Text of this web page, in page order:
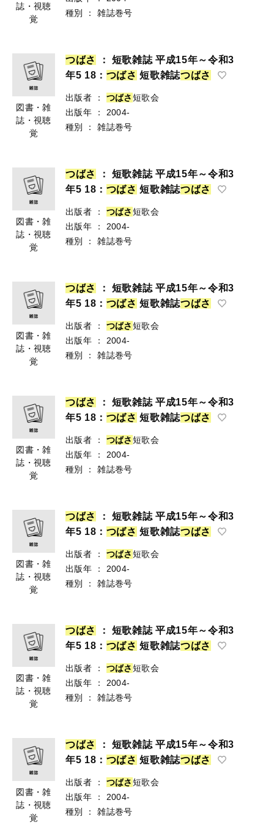
誌・視聴
覚
種別
： 雑誌巻号
図書・雑
誌・視聴
覚
つばさ
： 短歌雑誌 平成15年～令和3
年5 18： つばさ 短歌雑誌つばさ
出版者 ： つばさ短歌会
出版年
：
2004-
種別
： 雑誌巻号
図書・雑
誌・視聴
覚
つばさ
： 短歌雑誌 平成15年～令和3
年5 18： つばさ 短歌雑誌つばさ
出版者 ： つばさ短歌会
出版年
：
2004-
種別
： 雑誌巻号
図書・雑
誌・視聴
覚
つばさ
： 短歌雑誌 平成15年～令和3
年5 18： つばさ 短歌雑誌つばさ
出版者 ： つばさ短歌会
出版年
：
2004-
種別
： 雑誌巻号
図書・雑
誌・視聴
覚
つばさ
： 短歌雑誌 平成15年～令和3
年5 18： つばさ 短歌雑誌つばさ
出版者 ： つばさ短歌会
出版年
：
2004-
種別
： 雑誌巻号
図書・雑
誌・視聴
覚
つばさ
： 短歌雑誌 平成15年～令和3
年5 18： つばさ 短歌雑誌つばさ
出版者 ： つばさ短歌会
出版年
：
2004-
種別
： 雑誌巻号
図書・雑
誌・視聴
覚
つばさ
： 短歌雑誌 平成15年～令和3
年5 18： つばさ 短歌雑誌つばさ
出版者 ： つばさ短歌会
出版年
：
2004-
種別
： 雑誌巻号
図書・雑
誌・視聴
覚
つばさ
： 短歌雑誌 平成15年～令和3
年5 18： つばさ 短歌雑誌つばさ
出版者 ： つばさ短歌会
出版年
：
2004-
種別
： 雑誌巻号